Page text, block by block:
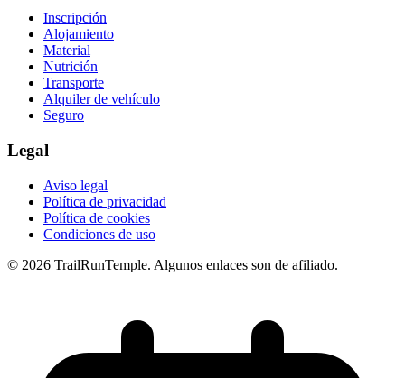
Inscripción
Alojamiento
Material
Nutrición
Transporte
Alquiler de vehículo
Seguro
Legal
Aviso legal
Política de privacidad
Política de cookies
Condiciones de uso
© 2026 TrailRunTemple. Algunos enlaces son de afiliado.